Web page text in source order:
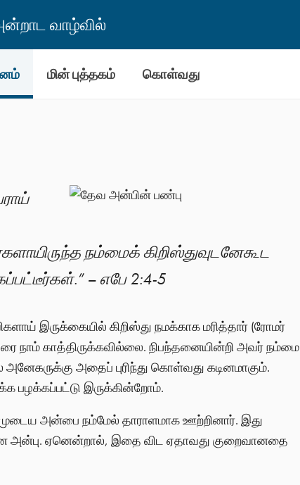
வாழ்வில்
மின் புத்தகம் கொள்வது
நம்மைக் கிறிஸ்துவுடனேகூட
– எபே 2:4-5
இருக்கையில் கிறிஸ்து நமக்காக மரித்தார் (ரோமர்
நாம் காத்திருக்கவில்லை. நிபந்தனையின்றி அவர் நம்மை
அதைப் புரிந்து கொள்வது கடினமாகும்.
பழக்கப்பட்டு இருக்கின்றோம்.
அன்பை நம்மேல் தாராளமாக ஊற்றினார். இது
அன்பு. ஏனென்றால், இதை விட ஏதாவது குறைவானதை